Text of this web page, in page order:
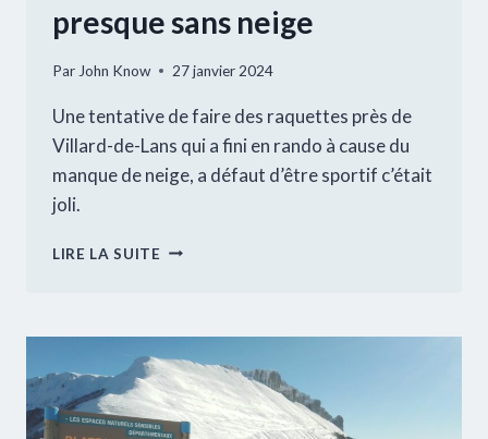
presque sans neige
Par John Know 27 janvier 2024
Une tentative de faire des raquettes près de
Villard-de-Lans qui a fini en rando à cause du
manque de neige, a défaut d’être sportif c’était
joli.
LIRE LA SUITE SORTIE
NEIGE